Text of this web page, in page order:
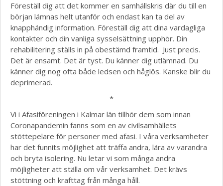
Föreställ dig att det kommer en samhällskris där du till en
början lämnas helt utanför och endast kan ta del av
knapphändig information. Föreställ dig att dina vardagliga
kontakter och din vanliga sysselsättning upphör. Din
rehabilitering ställs in på obestämd framtid. Just precis.
Det är ensamt. Det är tyst. Du känner dig utlämnad. Du
känner dig nog ofta både ledsen och håglös. Kanske blir du
deprimerad.
*
Vi i Afasiföreningen i Kalmar län tillhör dem som innan
Coronapandemin fanns som en av civilsamhällets
stöttepelare för personer med afasi. I våra verksamheter
har det funnits möjlighet att träffa andra, lära av varandra
och bryta isolering. Nu letar vi som många andra
möjligheter att ställa om vår verksamhet. Det krävs
stöttning och krafttag från många håll.